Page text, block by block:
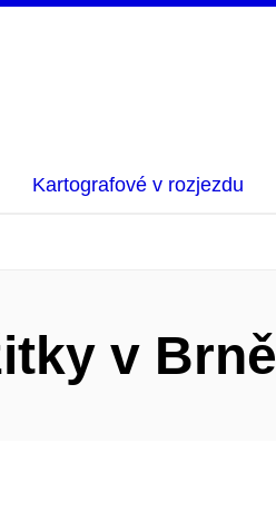
Kartografové v rozjezdu
v Brně